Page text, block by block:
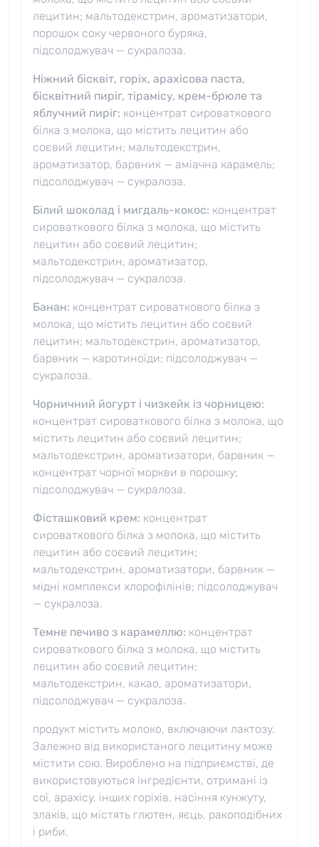
лецитин; мальтодекстрин, ароматизатори,
порошок соку червоного буряка,
підсолоджувач — сукралоза.
Ніжний бісквіт, горіх, арахісова паста,
бісквітний пиріг, тірамісу, крем-брюле та
яблучний пиріг: концентрат сироваткового
білка з молока, що містить лецитин або
соєвий лецитин; мальтодекстрин,
ароматизатор, барвник — аміачна карамель;
підсолоджувач — сукралоза.
Білий шоколад і мигдаль-кокос: концентрат
сироваткового білка з молока, що містить
лецитин або соєвий лецитин;
мальтодекстрин, ароматизатор,
підсолоджувач — сукралоза.
Банан: концентрат сироваткового білка з
молока, що містить лецитин або соєвий
лецитин; мальтодекстрин, ароматизатор,
барвник — каротиноїди; підсолоджувач —
сукралоза.
Чорничний йогурт і чизкейк із чорницею:
концентрат сироваткового білка з молока, що
містить лецитин або соєвий лецитин;
мальтодекстрин, ароматизатори, барвник —
концентрат чорної моркви в порошку;
підсолоджувач — сукралоза.
Фісташковий крем: концентрат
сироваткового білка з молока, що містить
лецитин або соєвий лецитин;
мальтодекстрин, ароматизатори, барвник —
мідні комплекси хлорофілінів; підсолоджувач
— сукралоза.
Темне печиво з карамеллю: концентрат
сироваткового білка з молока, що містить
лецитин або соєвий лецитин;
мальтодекстрин, какао, ароматизатори,
підсолоджувач — сукралоза.
продукт містить молоко, включаючи лактозу.
Залежно від використаного лецитину може
містити сою. Вироблено на підприємстві, де
використовуються інгредієнти, отримані із
сої, арахісу, інших горіхів, насіння кунжуту,
злаків, що містять глютен, яєць, ракоподібних
і риби.